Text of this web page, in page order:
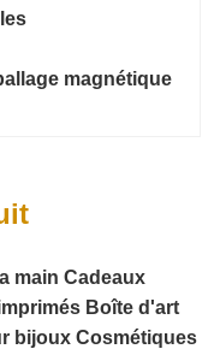
magnétique
main Cadeaux
Boîte d'art
bijoux Cosmétiques